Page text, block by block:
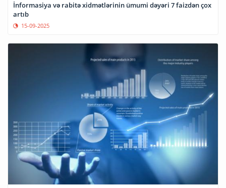
İnformasiya və rabitə xidmətlərinin ümumi dəyəri 7 faizdən çox
artıb
15-09-2025